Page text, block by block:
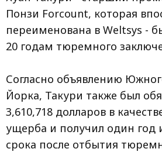
Понзи Forcount, которая
переименована в Weltsys -
20 годам тюремного
Согласно объявлению
Йорка, Такури также был
3,610,718 долларов в
ущерба и получил один год
срока после отбытия